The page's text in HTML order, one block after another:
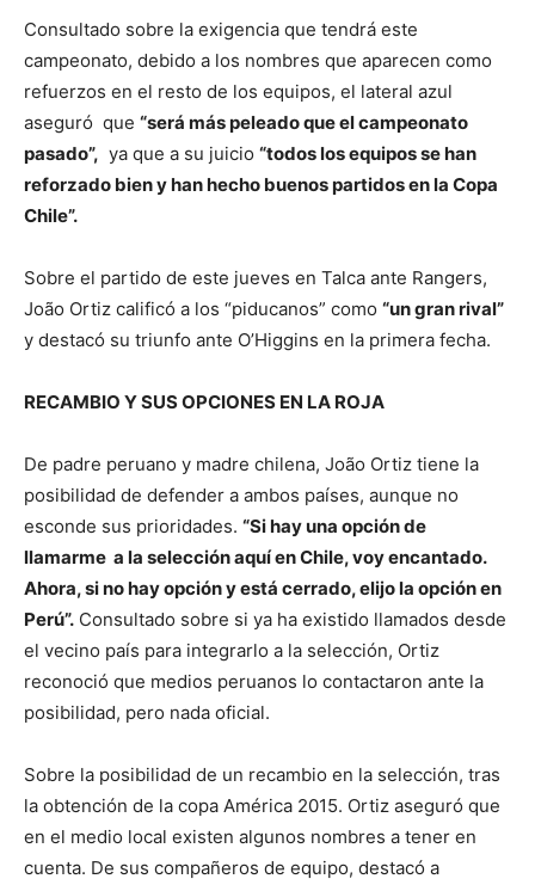
Consultado sobre la exigencia que tendrá este
campeonato, debido a los nombres que aparecen como
refuerzos en el resto de los equipos, el lateral azul
aseguró que “será más peleado que el campeonato
pasado”, ya que a su juicio “todos los equipos se han
reforzado bien y han hecho buenos partidos en la Copa
Chile”.
Sobre el partido de este jueves en Talca ante Rangers,
João Ortiz calificó a los “piducanos” como “un gran rival”
y destacó su triunfo ante O’Higgins en la primera fecha.
RECAMBIO Y SUS OPCIONES EN LA ROJA
De padre peruano y madre chilena, João Ortiz tiene la
posibilidad de defender a ambos países, aunque no
esconde sus prioridades. “Si hay una opción de
llamarme a la selección aquí en Chile, voy encantado.
Ahora, si no hay opción y está cerrado, elijo la opción en
Perú”. Consultado sobre si ya ha existido llamados desde
el vecino país para integrarlo a la selección, Ortiz
reconoció que medios peruanos lo contactaron ante la
posibilidad, pero nada oficial.
Sobre la posibilidad de un recambio en la selección, tras
la obtención de la copa América 2015. Ortiz aseguró que
en el medio local existen algunos nombres a tener en
cuenta. De sus compañeros de equipo, destacó a